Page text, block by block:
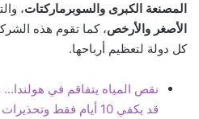
المصنعة الكبرى والسوبرماركتات،
الأصغر والأرخص، كما تقوم هذه
كل دولة لتعظيم أرباحها.
نقص المياه يتفاقم في
قد يكفي 10 أيام فقط وتحذيرات من خسائر بالملايين!